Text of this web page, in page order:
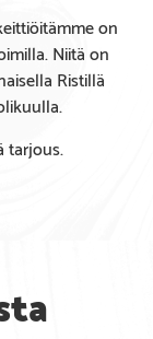
on
Niitä on
Ristillä
tarjous.